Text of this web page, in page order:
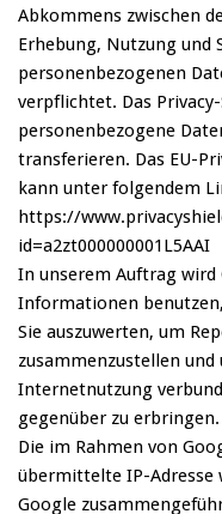
Abkommens zwischen
Erhebung, Nutzung und
personenbezogenen
verpflichtet. Das
personenbezogene
transferieren. Das EU-
kann unter folgendem
https://
id=a2zt000000001L5AAI
In unserem Auftrag
Informationen
Sie auszuwerten, um
zusammenzustellen
Internetnutzung
gegenüber zu erbringen.
Die im Rahmen von
übermittelte IP-Adresse
Google